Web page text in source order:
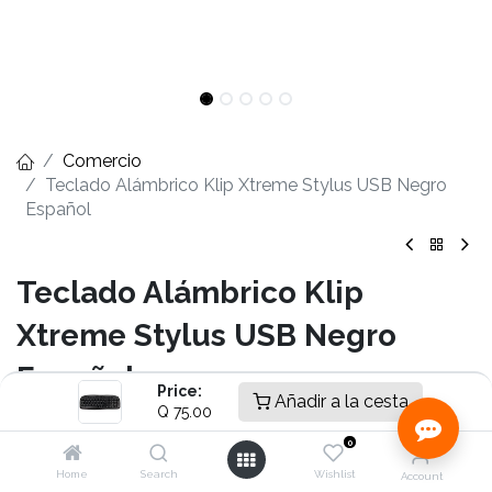
Price:
Q 75.00 Añadir a la cesta
Home Search
0
Wishlist Account
Comercio
Teclado Alámbrico Klip Xtreme Stylus USB Negro
Español
Teclado Alámbrico Klip
Xtreme Stylus USB Negro
Español
- Diseño contemporáneo
- Peso neto: 20 gramos
- Dimensiones: 444x167x22 mm